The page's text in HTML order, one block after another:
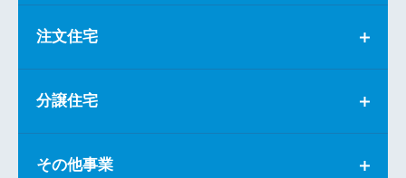
注文住宅
分譲住宅
その他事業